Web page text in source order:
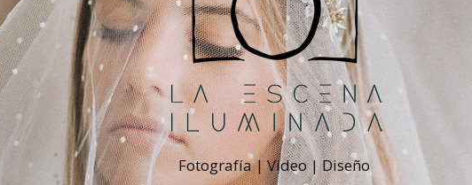
Fotografía | Video | Diseño